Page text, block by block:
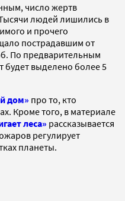
число жертв
людей лишились в
и прочего
пострадавшим от
По предварительным
будет выделено более 5
дом» про то, кто
Кроме того, в материале
леса» рассказывается
регулирует
планеты.